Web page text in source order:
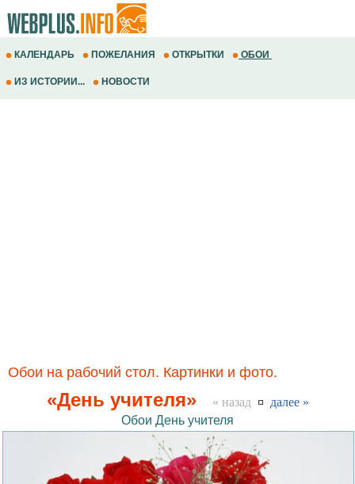
КАЛЕНДАРЬ ПОЖЕЛАНИЯ ОТКРЫТКИ ОБОИ
ИЗ ИСТОРИИ... НОВОСТИ
Обои на рабочий стол. Картинки и фото.
«День учителя» « назад ¤ далее »
Обои День учителя